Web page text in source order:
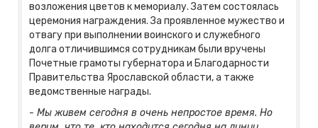
возложения цветов к мемориалу. Затем состоялась
церемония награждения. За проявленное мужество и
отвагу при выполнении воинского и служебного
долга отличившимся сотрудникам были вручены
Почетные грамоты губернатора и Благодарности
Правительства Ярославской области, а также
ведомственные награды.
- Мы живем сегодня в очень непростое время. Но